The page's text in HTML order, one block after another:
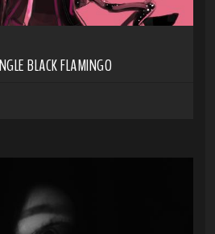
BLACK FLAMINGO